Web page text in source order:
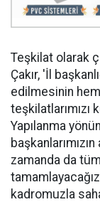
Teşkilat olarak
Çakır, 'İl
edilmesinin
teşkilatlarımızı
Yapılanma
zamanda da
kadromuzla